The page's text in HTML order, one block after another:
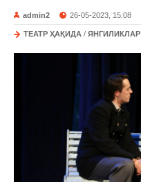
admin2 26-05-2023, 15:08
ТЕАТР ҲАҚИДА / ЯНГИЛИКЛАР